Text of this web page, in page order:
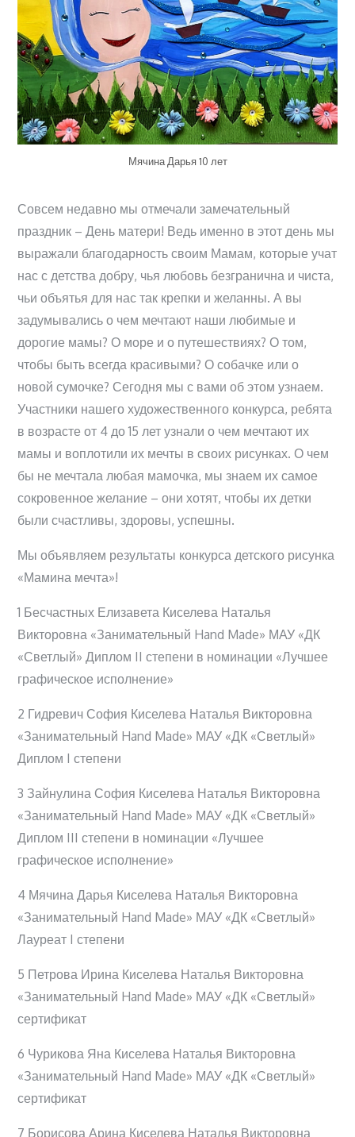
Мячина Дарья 10 лет
Совсем недавно мы отмечали замечательный
праздник – День матери! Ведь именно в этот день мы
выражали благодарность своим Мамам, которые учат
нас с детства добру, чья любовь безгранична и чиста,
чьи объятья для нас так крепки и желанны. А вы
задумывались о чем мечтают наши любимые и
дорогие мамы? О море и о путешествиях? О том,
чтобы быть всегда красивыми? О собачке или о
новой сумочке? Сегодня мы с вами об этом узнаем.
Участники нашего художественного конкурса, ребята
в возрасте от 4 до 15 лет узнали о чем мечтают их
мамы и воплотили их мечты в своих рисунках. О чем
бы не мечтала любая мамочка, мы знаем их самое
сокровенное желание – они хотят, чтобы их детки
были счастливы, здоровы, успешны.
Мы объявляем результаты конкурса детского рисунка
«Мамина мечта»!
1 Бесчастных Елизавета Киселева Наталья
Викторовна «Занимательный Hand Made» МАУ «ДК
«Светлый» Диплом II степени в номинации «Лучшее
графическое исполнение»
2 Гидревич София Киселева Наталья Викторовна
«Занимательный Hand Made» МАУ «ДК «Светлый»
Диплом I степени
3 Зайнулина София Киселева Наталья Викторовна
«Занимательный Hand Made» МАУ «ДК «Светлый»
Диплом III степени в номинации «Лучшее
графическое исполнение»
4 Мячина Дарья Киселева Наталья Викторовна
«Занимательный Hand Made» МАУ «ДК «Светлый»
Лауреат I степени
5 Петрова Ирина Киселева Наталья Викторовна
«Занимательный Hand Made» МАУ «ДК «Светлый»
сертификат
6 Чурикова Яна Киселева Наталья Викторовна
«Занимательный Hand Made» МАУ «ДК «Светлый»
сертификат
7 Борисова Арина Киселева Наталья Викторовна